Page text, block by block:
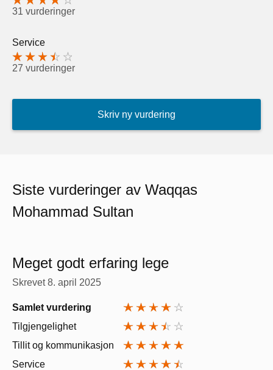
31 vurderinger
Service
27 vurderinger
Skriv ny vurdering
Siste vurderinger av Waqqas
Mohammad Sultan
Meget godt erfaring lege
Skrevet8. april 2025
Samlet vurdering
Tilgjengelighet
Tillit og kommunikasjon
Service